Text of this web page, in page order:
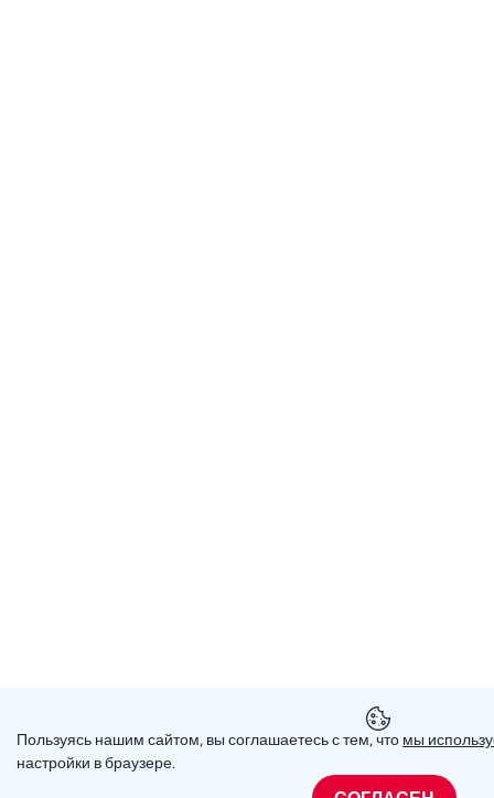
Пользуясь нашим сайтом, вы соглашаетесь с тем, что мы
настройки в браузере.